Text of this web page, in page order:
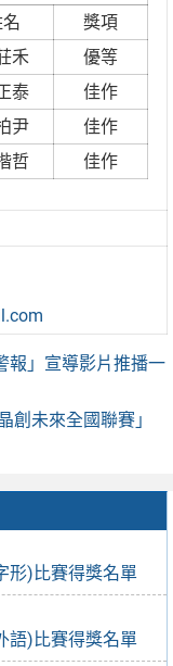
形)比賽得獎名單
語)比賽得獎名單
獎項
禾
優等
泰
佳作
尹
佳作
哲
佳作
報」宣導影片推播一
創未來全國聯賽」